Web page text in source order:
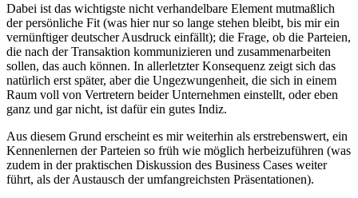
Dabei ist das wichtigste nicht verhandelbare Element mutmaßlich
der persönliche Fit (was hier nur so lange stehen bleibt, bis mir ein
vernünftiger deutscher Ausdruck einfällt); die Frage, ob die Parteien,
die nach der Transaktion kommunizieren und zusammenarbeiten
sollen, das auch können. In allerletzter Konsequenz zeigt sich das
natürlich erst später, aber die Ungezwungenheit, die sich in einem
Raum voll von Vertretern beider Unternehmen einstellt, oder eben
ganz und gar nicht, ist dafür ein gutes Indiz.
Aus diesem Grund erscheint es mir weiterhin als erstrebenswert, ein
Kennenlernen der Parteien so früh wie möglich herbeizuführen (was
zudem in der praktischen Diskussion des Business Cases weiter
führt, als der Austausch der umfangreichsten Präsentationen).